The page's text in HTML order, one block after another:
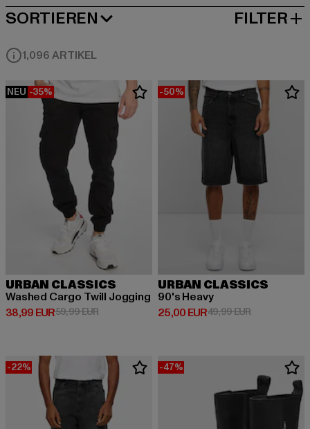
SORTIEREN
BELIEBTESTE FILTER
1,096 ARTIKEL
NEU -35%
URBAN CLASSICS
Washed Cargo Twill Jogging
38,99 EUR
Derzeitiger Preis: 38,99 EUR
59,99 EURAktionspreis: 59,99 EUR
-50%
URBAN CLASSICS
90's Heavy
25,00 EUR
Derzeitiger Preis: 25,00 EUR
49,99 EURAktionspreis:
-22% -47%